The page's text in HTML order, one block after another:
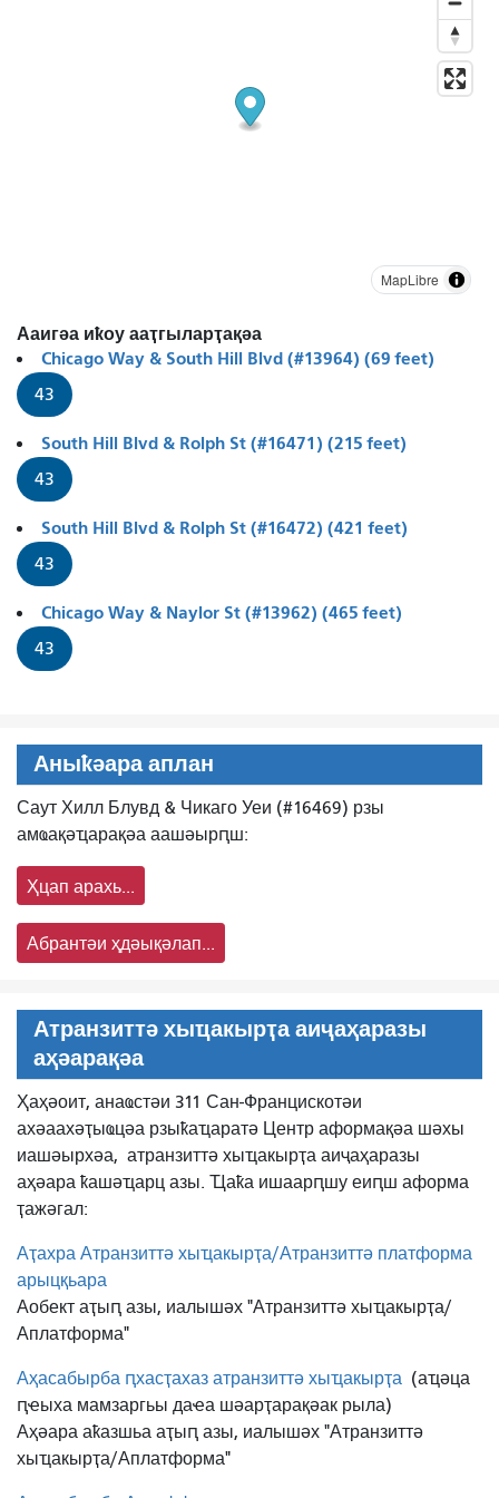
MapLibre
Ааигәа иҟоу ааҭгыларҭақәа
Chicago Way & South Hill Blvd (#13964) (69 feet)
43
South Hill Blvd & Rolph St (#16471) (215 feet)
43
South Hill Blvd & Rolph St (#16472) (421 feet)
43
Chicago Way & Naylor St (#13962) (465 feet)
43
Аныҟәара аплан
Саут Хилл Блувд & Чикаго Уеи (#16469) рзы
амҩақәҵарақәа аашәырԥш:
Ҳцап арахь...
Абрантәи ҳдәықәлап...
Атранзиттә хыҵакырҭа аиҷаҳаразы
аҳәарақәа
Ҳаҳәоит, анаҩстәи 311 Сан-Францискотәи
ахәаахәҭыҩцәа рзыҟаҵаратә Центр аформақәа шәхы
иашәырхәа, атранзиттә хыҵакырҭа аиҷаҳаразы
аҳәара ҟашәҵарц азы. Ҵаҟа ишаарԥшу еиԥш аформа
ҭажәгал:
Аҭахра Атранзиттә хыҵакырҭа/Атранзиттә платформа
арыцқьара
Аобект аҭыԥ азы, иалышәх "Атранзиттә хыҵакырҭа/
Аплатформа"
Аҳасабырба ԥхасҭахаз атранзиттә хыҵакырҭа (аҵәца
ԥҽыха мамзаргьы даҽа шәарҭарақәак рыла)
Аҳәара аҟазшьа аҭыԥ азы, иалышәх "Атранзиттә
хыҵакырҭа/Аплатформа"